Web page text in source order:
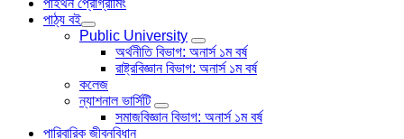
পাইথন প্রোগ্রামিং
পাঠ্য বই
Public University
অর্থনীতি বিভাগ: অনার্স ১ম বর্ষ
রাষ্ট্রবিজ্ঞান বিভাগ: অনার্স ১ম বর্ষ
কলেজ
ন্যাশনাল ভার্সিটি
সমাজবিজ্ঞান বিভাগ: অনার্স ১ম বর্ষ
পারিবারিক জীবনবিধান